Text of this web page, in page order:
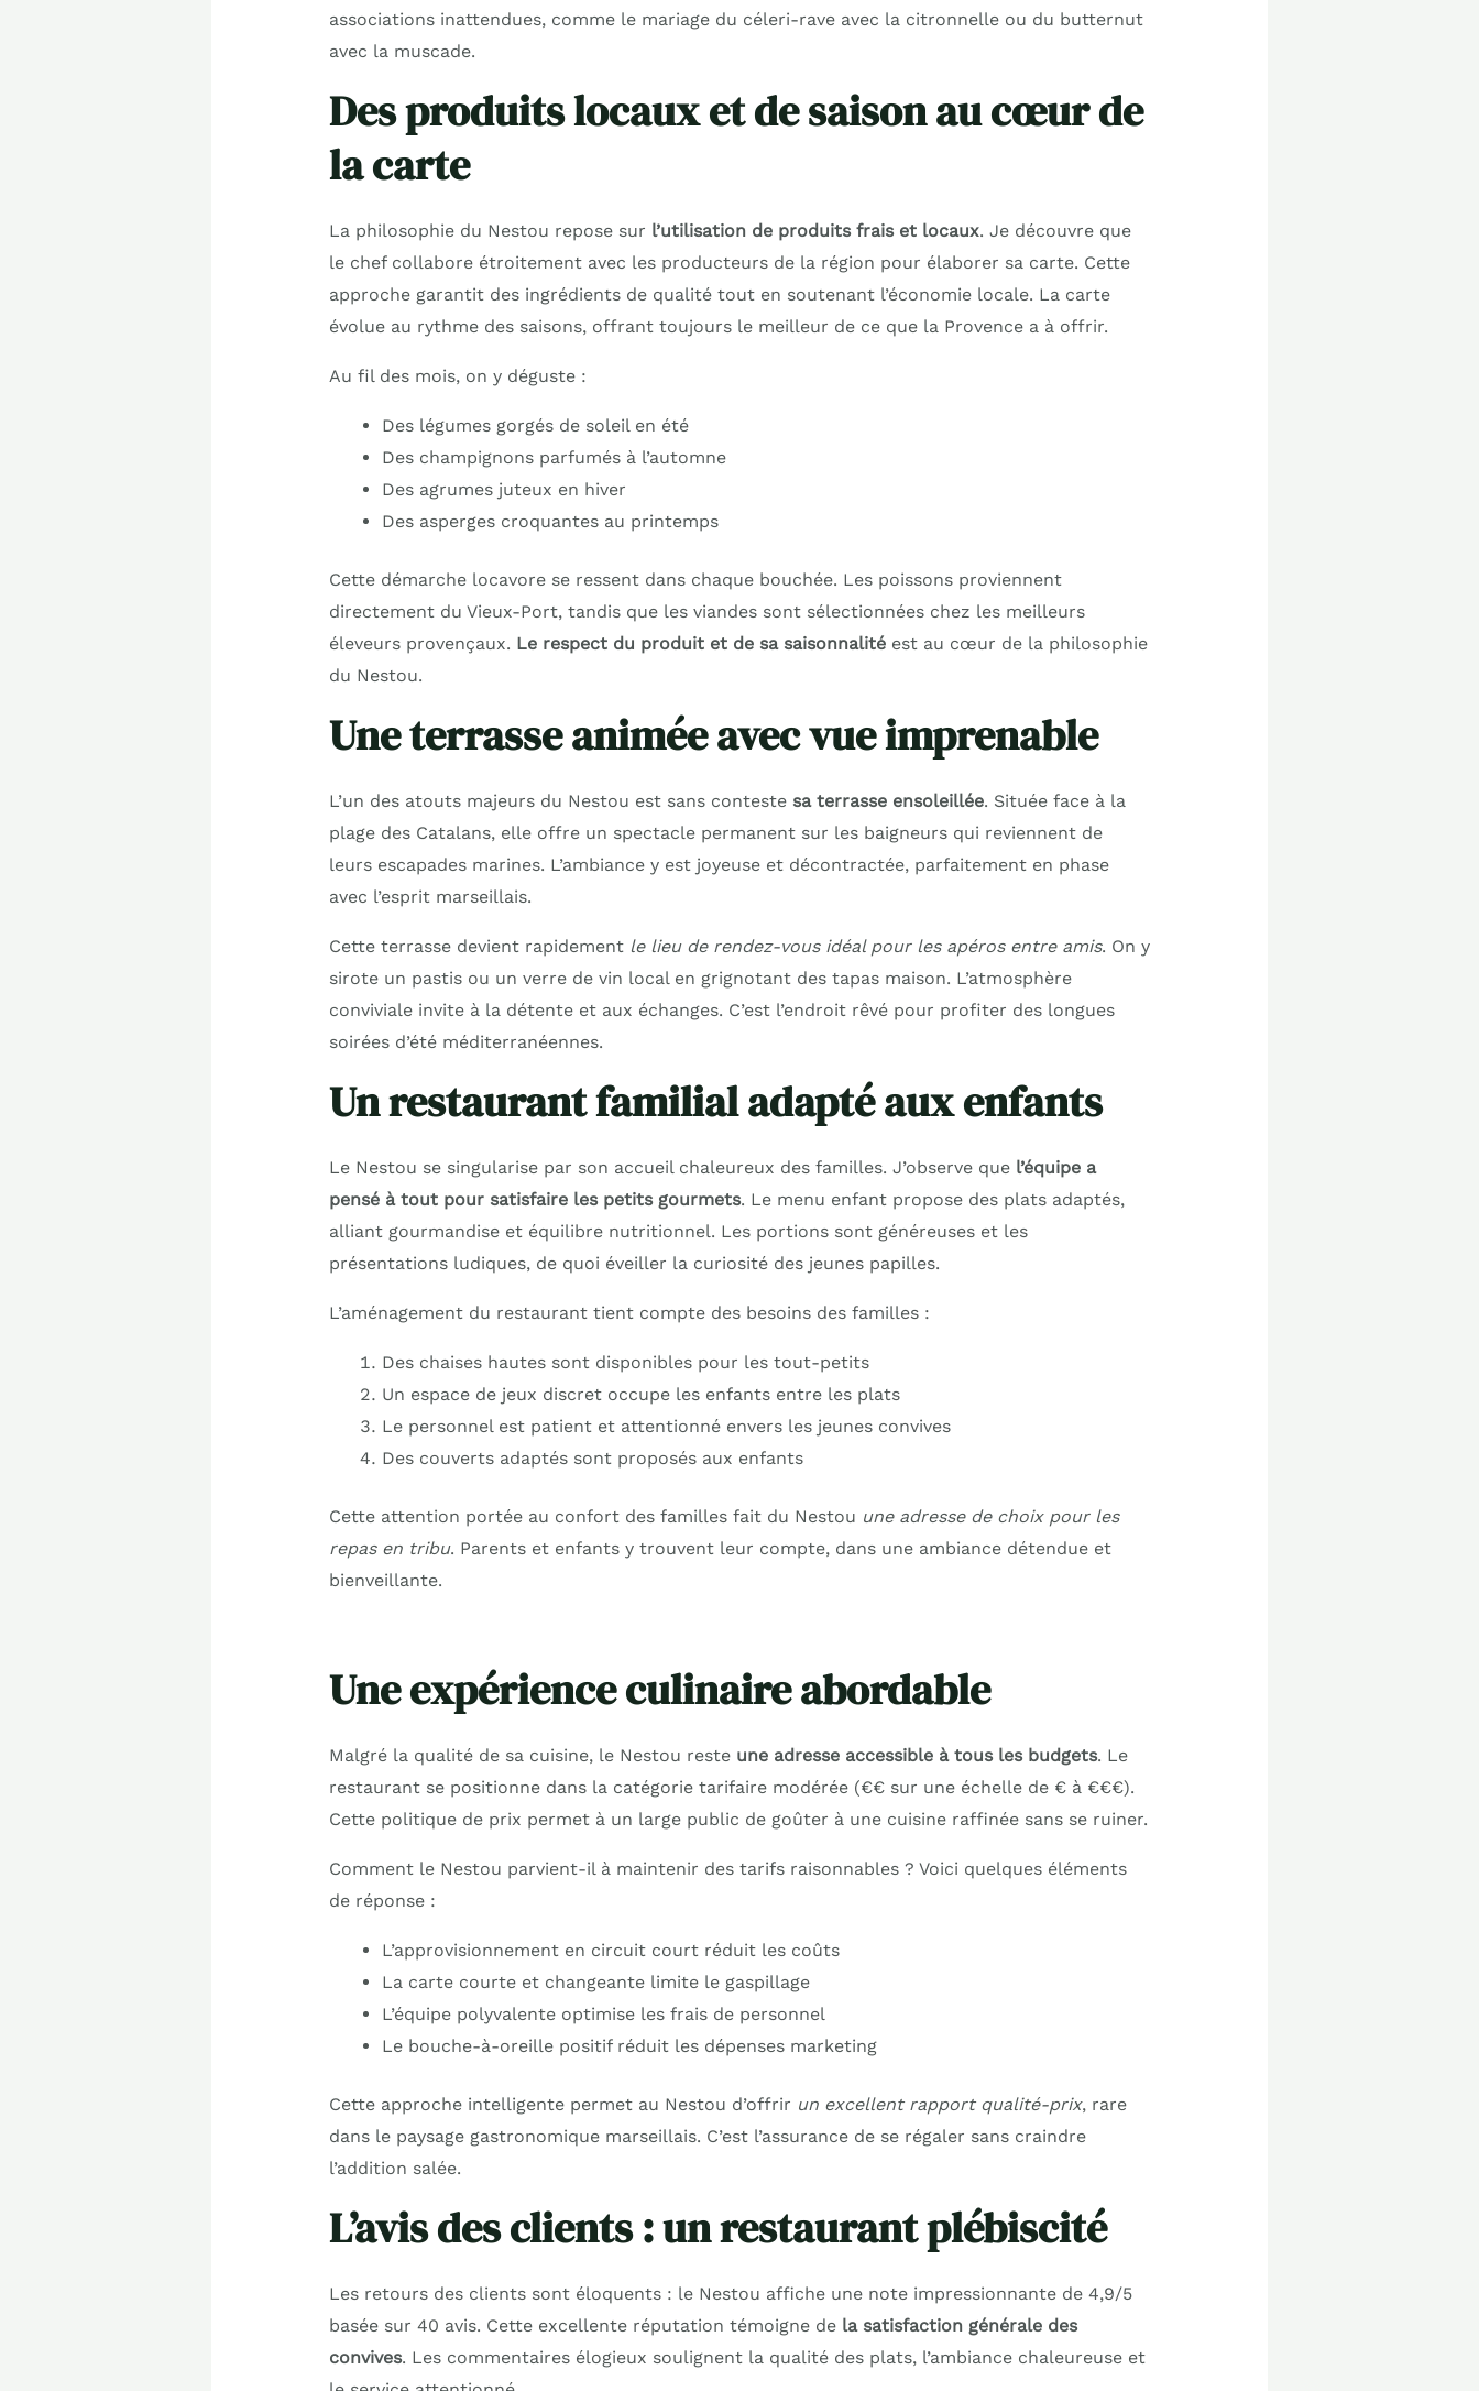
associations inattendues, comme le mariage du céleri-rave avec la citronnelle ou du butternut
avec la muscade.
Des produits locaux et de saison au cœur de
la carte
La philosophie du Nestou repose sur l’utilisation de produits frais et locaux. Je découvre que
le chef collabore étroitement avec les producteurs de la région pour élaborer sa carte. Cette
approche garantit des ingrédients de qualité tout en soutenant l’économie locale. La carte
évolue au rythme des saisons, offrant toujours le meilleur de ce que la Provence a à offrir.
Au fil des mois, on y déguste :
Des légumes gorgés de soleil en été
Des champignons parfumés à l’automne
Des agrumes juteux en hiver
Des asperges croquantes au printemps
Cette démarche locavore se ressent dans chaque bouchée. Les poissons proviennent
directement du Vieux-Port, tandis que les viandes sont sélectionnées chez les meilleurs
éleveurs provençaux. Le respect du produit et de sa saisonnalitéest au cœur de la philosophie
du Nestou.
Une terrasse animée avec vue imprenable
L’un des atouts majeurs du Nestou est sans conteste sa terrasse ensoleillée. Située face à la
plage des Catalans, elle offre un spectacle permanent sur les baigneurs qui reviennent de
leurs escapades marines. L’ambiance y est joyeuse et décontractée, parfaitement en phase
avec l’esprit marseillais.
Cette terrasse devient rapidement le lieu de rendez-vous idéal pour les apéros entre amis. On y
sirote un pastis ou un verre de vin local en grignotant des tapas maison. L’atmosphère
conviviale invite à la détente et aux échanges. C’est l’endroit rêvé pour profiter des longues
soirées d’été méditerranéennes.
Un restaurant familial adapté aux enfants
Le Nestou se singularise par son accueil chaleureux des familles. J’observe que l’équipe a
pensé à tout pour satisfaire les petits gourmets. Le menu enfant propose des plats adaptés,
alliant gourmandise et équilibre nutritionnel. Les portions sont généreuses et les
présentations ludiques, de quoi éveiller la curiosité des jeunes papilles.
L’aménagement du restaurant tient compte des besoins des familles :
Des chaises hautes sont disponibles pour les tout-petits
Un espace de jeux discret occupe les enfants entre les plats
Le personnel est patient et attentionné envers les jeunes convives
Des couverts adaptés sont proposés aux enfants
Cette attention portée au confort des familles fait du Nestou une adresse de choix pour les
repas en tribu. Parents et enfants y trouvent leur compte, dans une ambiance détendue et
bienveillante.
Une expérience culinaire abordable
Malgré la qualité de sa cuisine, le Nestou reste une adresse accessible à tous les budgets. Le
restaurant se positionne dans la catégorie tarifaire modérée (€€ sur une échelle de € à €€€).
Cette politique de prix permet à un large public de goûter à une cuisine raffinée sans se ruiner.
Comment le Nestou parvient-il à maintenir des tarifs raisonnables ? Voici quelques éléments
de réponse :
L’approvisionnement en circuit court réduit les coûts
La carte courte et changeante limite le gaspillage
L’équipe polyvalente optimise les frais de personnel
Le bouche-à-oreille positif réduit les dépenses marketing
Cette approche intelligente permet au Nestou d’offrir un excellent rapport qualité-prix, rare
dans le paysage gastronomique marseillais. C’est l’assurance de se régaler sans craindre
l’addition salée.
L’avis des clients : un restaurant plébiscité
Les retours des clients sont éloquents : le Nestou affiche une note impressionnante de 4,9/5
basée sur 40 avis. Cette excellente réputation témoigne de la satisfaction générale des
convives. Les commentaires élogieux soulignent la qualité des plats, l’ambiance chaleureuse et